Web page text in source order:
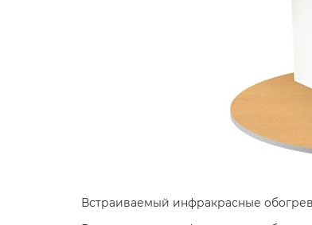
Встраиваемый инфракрасные